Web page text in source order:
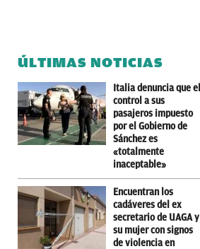
ÚLTIMAS NOTICIAS
Italia denuncia que el
control a sus
pasajeros impuesto
por el Gobierno de
Sánchez es
«totalmente
inaceptable»
Encuentran los
cadáveres del ex
secretario de UAGA y
su mujer con signos
de violencia en